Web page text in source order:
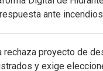
ante incendios
rechaza proyecto de
y exige